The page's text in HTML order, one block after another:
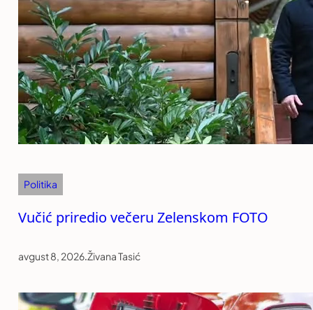
Politika
Vučić priredio večeru Zelenskom FOTO
avgust 8, 2026.Živana Tasić